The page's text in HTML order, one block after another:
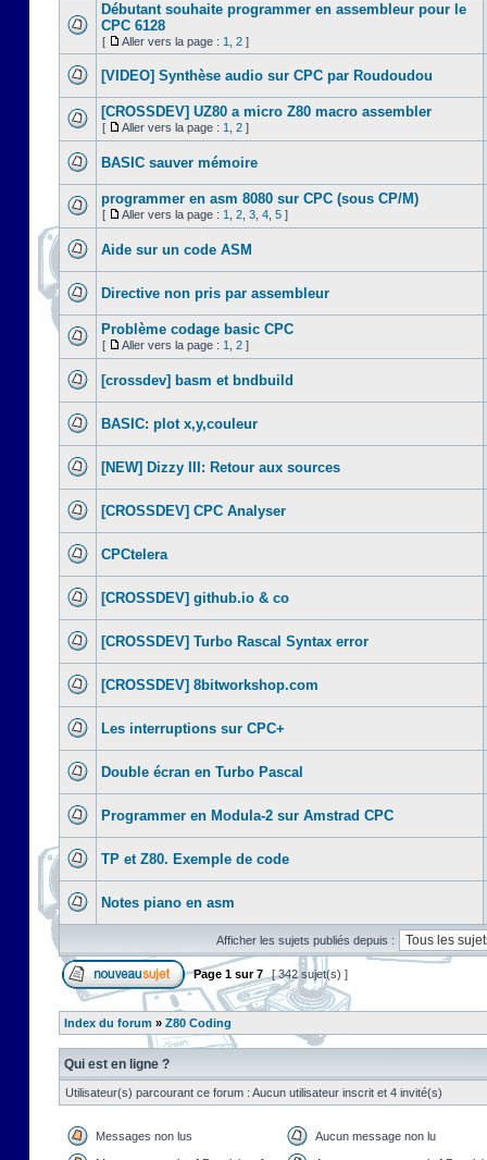
Débutant souhaite programmer en assembleur pour le
CPC 6128
[ Aller vers la page : 1 2 ]
[VIDEO] Synthèse audio sur CPC par Roudoudou
[CROSSDEV] UZ80 a micro Z80 macro assembler
[ Aller vers la page : 1 2 ]
BASIC sauver mémoire
programmer en asm 8080 sur CPC (sous CP/M)
[ Aller vers la page : 1 2 3 4 5 ]
Aide sur un code ASM
Directive non pris par assembleur
Problème codage basic CPC
[ Aller vers la page : 1 2 ]
[crossdev] basm et bndbuild
BASIC: plot x,y,couleur
[NEW] Dizzy III: Retour aux sources
[CROSSDEV] CPC Analyser
CPCtelera
[CROSSDEV] github.io & co
[CROSSDEV] Turbo Rascal Syntax error
[CROSSDEV] 8bitworkshop.com
Les interruptions sur CPC+
Double écran en Turbo Pascal
Programmer en Modula-2 sur Amstrad CPC
TP et Z80. Exemple de code
Notes piano en asm
Afficher les sujets publiés depuis :
Page 1 sur7 [ 342 sujet(s) ]
Index du forum » Z80 Coding
Qui est en ligne ?
Utilisateur(s) parcourant ce forum : Aucun utilisateur inscrit et 4 invité(s)
Messages non lus Aucun message non lu